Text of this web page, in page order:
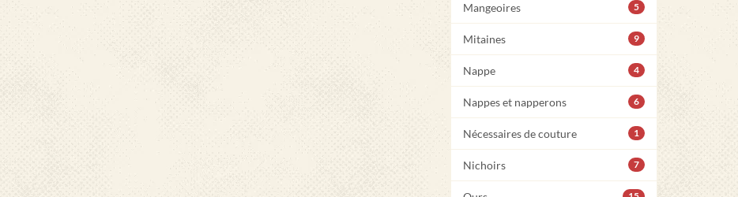
Mangeoires 5
Mitaines 9
Nappe 4
Nappes et napperons 6
Nécessaires de couture 1
Nichoirs 7